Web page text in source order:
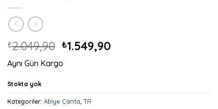
₺2.049,90 Orijinal
₺2.049,90.
₺1.549,90
Aynı Gün Kargo
Stokta yok
Kategoriler: Abiye Çanta,TR